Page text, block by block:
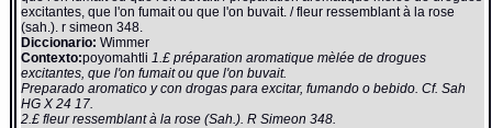
excitantes, que l'on fumait ou que l'on buvait. / fleur ressemblant à la rose
(sah.). r simeon 348.
Diccionario:Wimmer
Contexto:poyomahtli 1.£ préparation aromatique mèlée de drogues
excitantes, que l'on fumait ou que l'on buvait.
Preparado aromatico y con drogas para excitar, fumando o bebido. Cf. Sah
HG X 24 17.
2.£ fleur ressemblant à la rose (Sah.). R Simeon 348.